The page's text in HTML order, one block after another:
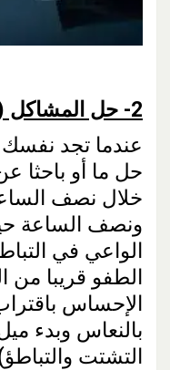
2- حل المشاكل (الإلهام) :
عندما تجد نفسك
حل ما أو باحثا
خلال نصف
ونصف الساعة
الواعي في
الطفو قريبا
الإحساس
بالنعاس وبدء
التشتت